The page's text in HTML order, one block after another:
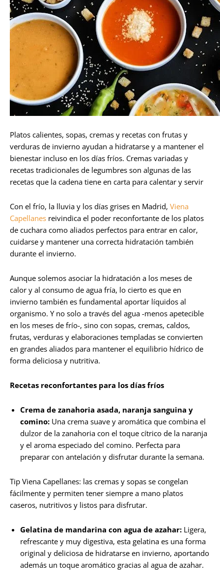
Platos calientes, sopas, cremas y recetas con frutas y
verduras de invierno ayudan a hidratarse y a mantener el
bienestar incluso en los días fríos. Cremas variadas y
recetas tradicionales de legumbres son algunas de las
recetas que la cadena tiene en carta para calentar y servir
Con el frío, la lluvia y los días grises en Madrid, Viena
Capellanes reivindica el poder reconfortante de los platos
de cuchara como aliados perfectos para entrar en calor,
cuidarse y mantener una correcta hidratación también
durante el invierno.
Aunque solemos asociar la hidratación a los meses de
calor y al consumo de agua fría, lo cierto es que en
invierno también es fundamental aportar líquidos al
organismo. Y no solo a través del agua -menos apetecible
en los meses de frío-, sino con sopas, cremas, caldos,
frutas, verduras y elaboraciones templadas se convierten
en grandes aliados para mantener el equilibrio hídrico de
forma deliciosa y nutritiva.
Recetas reconfortantes para los días fríos
Crema de zanahoria asada, naranja sanguina y
comino: Una crema suave y aromática que combina el
dulzor de la zanahoria con el toque cítrico de la naranja
y el aroma especiado del comino. Perfecta para
preparar con antelación y disfrutar durante la semana.
Tip Viena Capellanes: las cremas y sopas se congelan
fácilmente y permiten tener siempre a mano platos
caseros, nutritivos y listos para disfrutar.
Gelatina de mandarina con agua de azahar: Ligera,
refrescante y muy digestiva, esta gelatina es una forma
original y deliciosa de hidratarse en invierno, aportando
además un toque aromático gracias al agua de azahar.